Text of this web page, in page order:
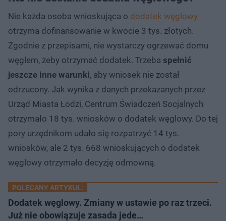
Nie każda osoba wnioskująca o dodatek węglowy
otrzyma dofinansowanie w kwocie 3 tys. złotych.
Zgodnie z przepisami, nie wystarczy ogrzewać domu
węglem, żeby otrzymać dodatek. Trzeba spełnić
jeszcze inne warunki, aby wniosek nie został
odrzucony. Jak wynika z danych przekazanych przez
Urząd Miasta Łodzi, Centrum Świadczeń Socjalnych
otrzymało 18 tys. wniosków o dodatek węglowy. Do tej
pory urzędnikom udało się rozpatrzyć 14 tys.
wniosków, ale 2 tys. 668 wnioskujących o dodatek
węglowy otrzymało decyzję odmowną.
POLECANY ARTYKUŁ:
Dodatek węglowy. Zmiany w ustawie po raz trzeci.
Już nie obowiązuje zasada jede…